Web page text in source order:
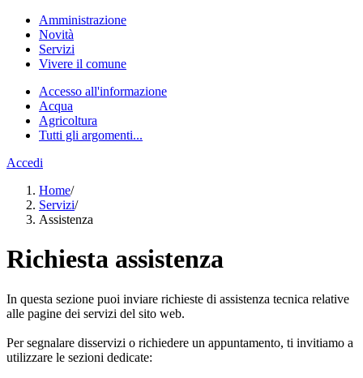
Amministrazione
Novità
Servizi
Vivere il comune
Accesso all'informazione
Acqua
Agricoltura
Tutti gli argomenti...
Accedi
Home/
Servizi/
Assistenza
Richiesta assistenza
In questa sezione puoi inviare richieste di assistenza tecnica relative
alle pagine dei servizi del sito web.
Per segnalare disservizi o richiedere un appuntamento, ti invitiamo a
utilizzare le sezioni dedicate: